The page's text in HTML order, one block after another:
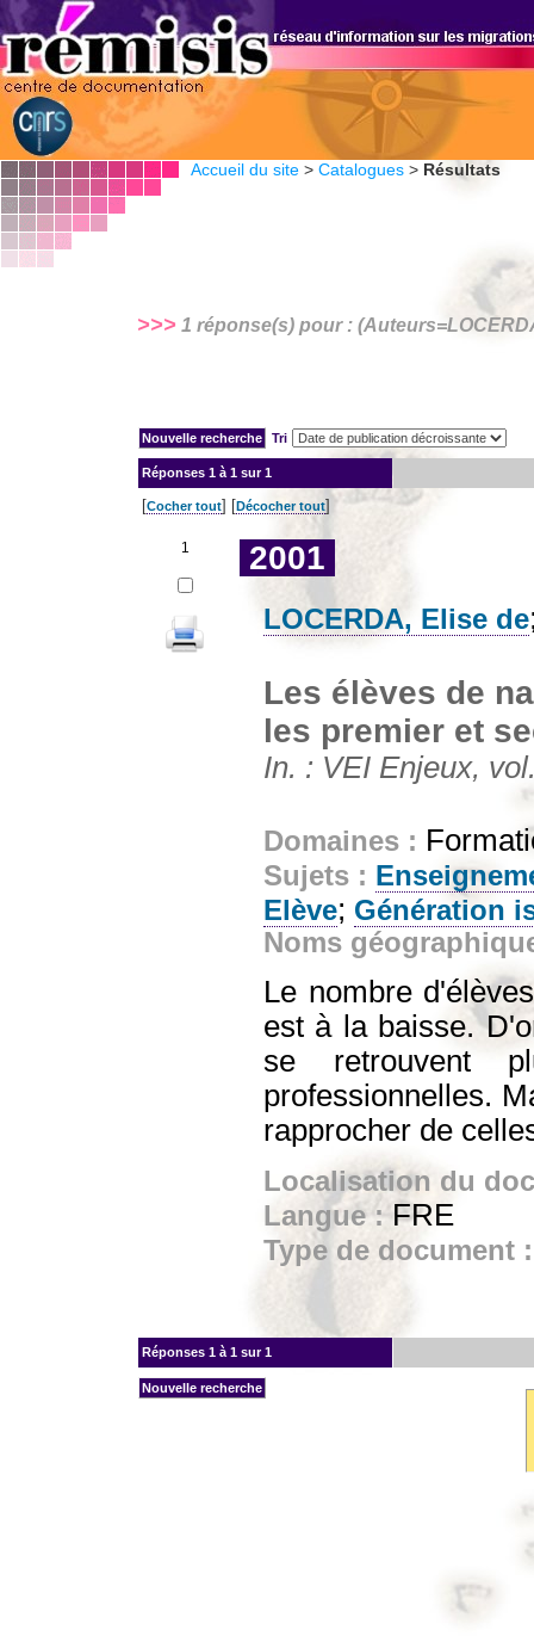
Accueil du site > Catalogues > Résultats
>>> 1 réponse(s) pour : (Auteurs=
Tri
Réponses 1 à 1 sur 1
[Cocher tout] [Décocher tout]
1 2001
LOCERDA, Elise de
Les élèves de
les premier et
In. : VEI Enjeux,
Domaines :
Sujets :
Elève; Génération
Noms
Le nombre
est à la baisse.
se retrouvent
professionnelles.
rapprocher de
Localisation du
Langue : FRE
Type de document
Réponses 1 à 1 sur 1